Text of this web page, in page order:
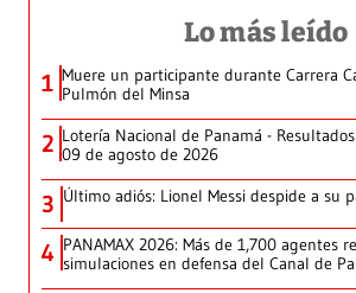
Lo más leído
1 Muere un participante durante Carrera
Pulmón del Minsa
2 Lotería Nacional de Panamá -
09 de agosto de 2026
3 Último adiós: Lionel Messi despide a su
4 PANAMAX 2026: Más de 1,700 agentes
simulaciones en defensa del Canal de